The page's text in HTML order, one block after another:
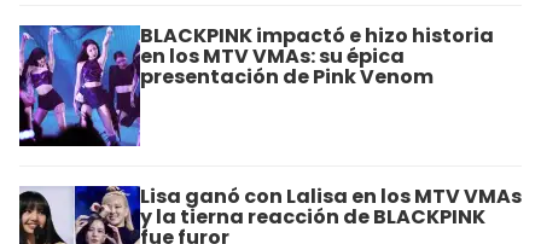
BLACKPINK impactó e hizo historia
en los MTV VMAs: su épica
presentación de Pink Venom
Lisa ganó con Lalisa en los MTV VMAs
y la tierna reacción de BLACKPINK
fue furor